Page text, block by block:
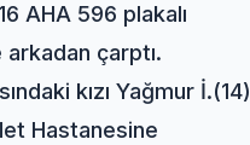
AHA 596 plakalı
çarptı.
kızı Yağmur İ.(14)
Hastanesine